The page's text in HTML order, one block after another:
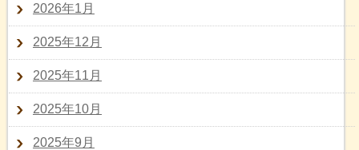
2026年1月
2025年12月
2025年11月
2025年10月
2025年9月